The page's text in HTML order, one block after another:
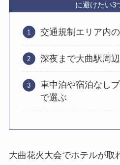
に避けたい3
交通規制エリア内
深夜まで大曲駅周
車中泊や宿泊なし
で選ぶ
大曲花火大会でホテルが取